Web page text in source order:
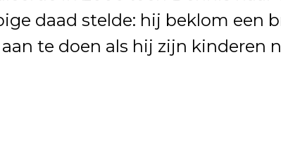
daad stelde: hij beklom een
te doen als hij zijn kinderen